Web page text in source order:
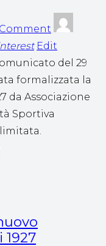
Edit
del 29
formalizzata la
da Associazione
Sportiva
1927